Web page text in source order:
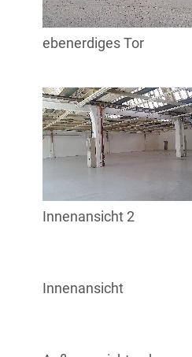
ebenerdiges Tor
Innenansicht 2
Innenansicht